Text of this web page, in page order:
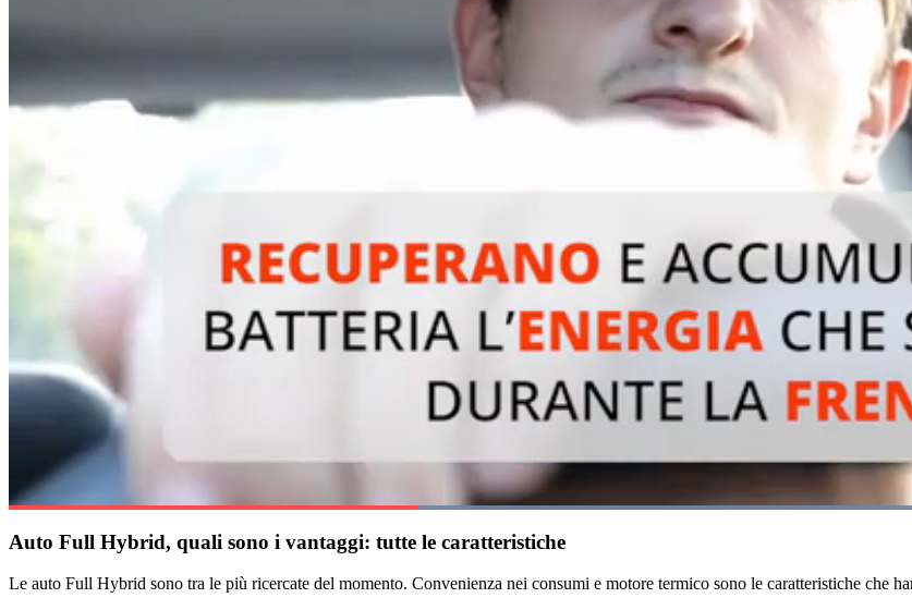
PauseUnmuteCurrent TimeDuration
Loaded:72.41%
Fullscreen
Auto Full Hybrid, quali sono i vantaggi: tutte le caratteristiche
Le auto Full Hybrid sono tra le più ricercate del momento. Convenienza nei consumi e motore termico sono le caratteristiche che